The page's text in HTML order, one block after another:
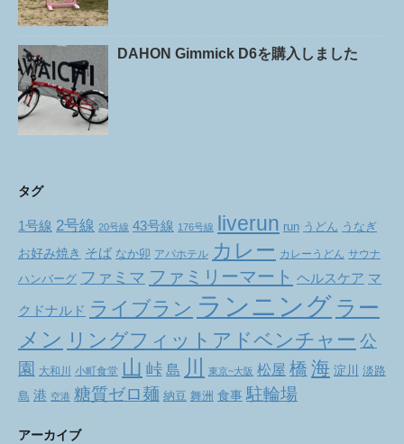
DAHON Gimmick D6を購入しました
タグ
1号線 2号線 20号線 43号線 176号線 liverun run うどん うなぎ
お好み焼き そば なか卯 アパホテル カレー カレーうどん サウナ
ハンバーグ ファミマ ファミリーマート ヘルスケア マ
クドナルド ライブラン ランニング ラー
メン リングフィットアドベンチャー 公
園
大和川 小町食堂 山 峠 島 川 東京~大阪 松屋 橋 海 淀川
淡路
島 港 空港 糖質ゼロ麺 納豆 舞洲 食事 駐輪場
アーカイブ